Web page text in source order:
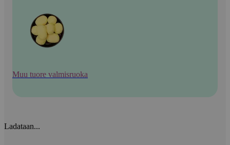
Muu tuore valmisruoka
Ladataan...